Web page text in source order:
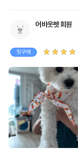
어바웃펫 회원
첫구매